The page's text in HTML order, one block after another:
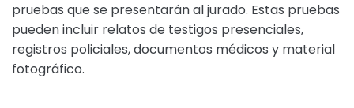
pruebas que se presentarán al jurado. Estas pruebas
pueden incluir relatos de testigos presenciales,
registros policiales, documentos médicos y material
fotográfico.